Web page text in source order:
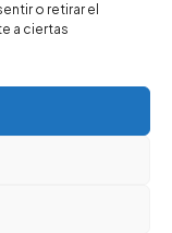
o retirar el
a ciertas